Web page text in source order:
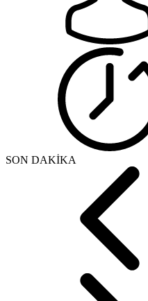
SON DAKİKA